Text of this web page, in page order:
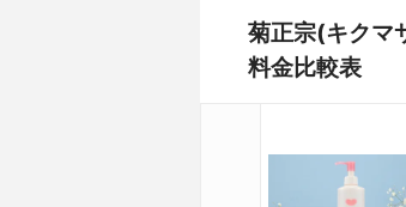
菊正宗(キクマ
料金比較表